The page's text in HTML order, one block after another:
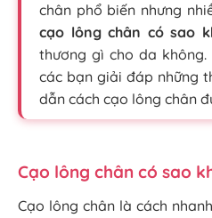
chân phổ biến nhưng
cạo lông chân có sao
thương gì cho da không.
các bạn giải đáp những
dẫn cách cạo lông chân
Cạo lông chân có sao
Cạo lông chân là cách